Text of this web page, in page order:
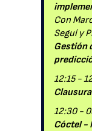
Con
Seguí y
Gestión
12:15 -
Clausura
12:30 -
Cóctel -